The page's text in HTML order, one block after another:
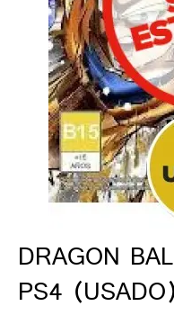
gamer)
DRAGON
PS4 (USADO)